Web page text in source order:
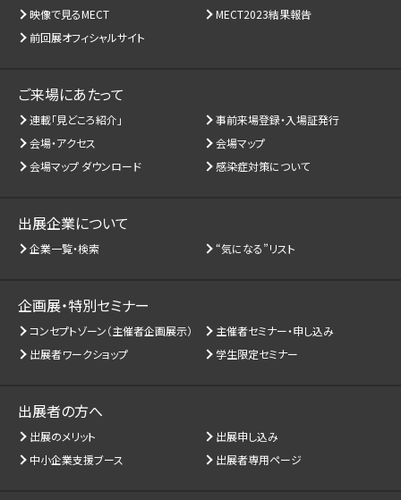
映像で見るMECT
MECT2023結果報告
前回展オフィシャルサイト
ご来場にあたって
連載「見どころ紹介」
事前来場登録・入場証発行
会場・アクセス
会場マップ
会場マップ ダウンロード
感染症対策について
出展企業について
企業一覧・検索 “気になる”リスト
企画展・特別セミナー
コンセプトゾーン（主催者企画展示）
主催者セミナー・申し込み
出展者ワークショップ
学生限定セミナー
出展者の方へ
出展のメリット
出展申し込み
中小企業支援ブース
出展者専用ページ